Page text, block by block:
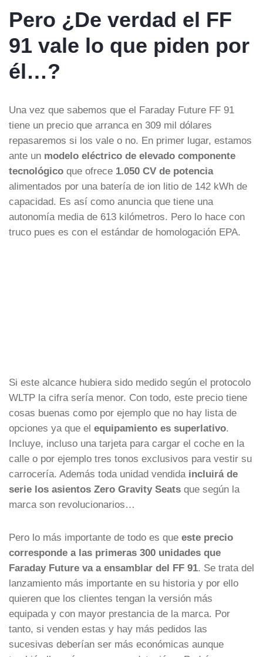
Pero ¿De verdad el FF
91 vale lo que piden por
él…?
Una vez que sabemos que el Faraday Future FF 91
tiene un precio que arranca en 309 mil dólares
repasaremos si los vale o no. En primer lugar, estamos
ante un modelo eléctrico de elevado componente
tecnológico que ofrece 1.050 CV de potencia
alimentados por una batería de ion litio de 142 kWh de
capacidad. Es así como anuncia que tiene una
autonomía media de 613 kilómetros. Pero lo hace con
truco pues es con el estándar de homologación EPA.
Si este alcance hubiera sido medido según el protocolo
WLTP la cifra sería menor. Con todo, este precio tiene
cosas buenas como por ejemplo que no hay lista de
opciones ya que el equipamiento es superlativo.
Incluye, incluso una tarjeta para cargar el coche en la
calle o por ejemplo tres tonos exclusivos para vestir su
carrocería. Además toda unidad vendida incluirá de
serie los asientos Zero Gravity Seats que según la
marca son revolucionarios…
Pero lo más importante de todo es que este precio
corresponde a las primeras 300 unidades que
Faraday Future va a ensamblar del FF 91. Se trata del
lanzamiento más importante en su historia y por ello
quieren que los clientes tengan la versión más
equipada y con mayor prestancia de la marca. Por
tanto, si venden estas y hay más pedidos las
sucesivas deberían ser más económicas aunque